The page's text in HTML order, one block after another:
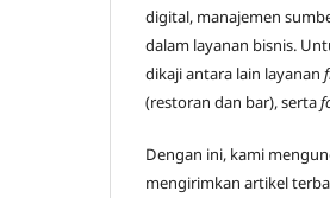
digital, manajemen
dalam layanan bisnis.
dikaji antara lain layanan
(restoran dan bar), serta
Dengan ini, kami
mengirimkan artikel